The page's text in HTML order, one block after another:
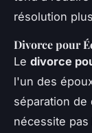
résolution
Divorce pour
Le divorce
l'un des
séparation de
nécessite